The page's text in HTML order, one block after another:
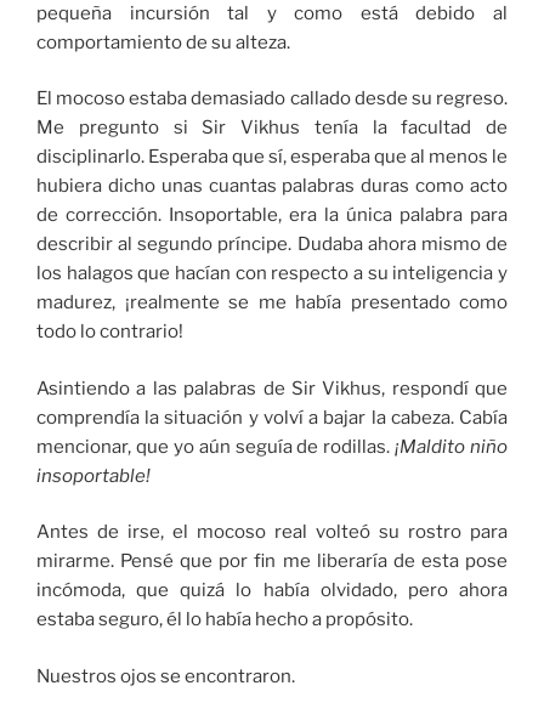
pequeña incursión tal y como está debido al
comportamiento de su alteza.
El mocoso estaba demasiado callado desde su regreso.
Me pregunto si Sir Vikhus tenía la facultad de
disciplinarlo. Esperaba que sí, esperaba que al menos le
hubiera dicho unas cuantas palabras duras como acto
de corrección. Insoportable, era la única palabra para
describir al segundo príncipe. Dudaba ahora mismo de
los halagos que hacían con respecto a su inteligencia y
madurez, ¡realmente se me había presentado como
todo lo contrario!
Asintiendo a las palabras de Sir Vikhus, respondí que
comprendía la situación y volví a bajar la cabeza. Cabía
mencionar, que yo aún seguía de rodillas. ¡Maldito niño
insoportable!
Antes de irse, el mocoso real volteó su rostro para
mirarme. Pensé que por fin me liberaría de esta pose
incómoda, que quizá lo había olvidado, pero ahora
estaba seguro, él lo había hecho a propósito.
Nuestros ojos se encontraron.